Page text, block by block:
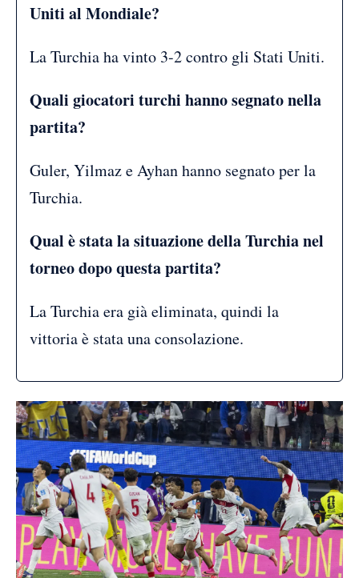
Uniti al Mondiale?
La Turchia ha vinto 3-2 contro gli Stati Uniti.
Quali giocatori turchi hanno segnato nella
partita?
Guler, Yilmaz e Ayhan hanno segnato per la
Turchia.
Qual è stata la situazione della Turchia nel
torneo dopo questa partita?
La Turchia era già eliminata, quindi la
vittoria è stata una consolazione.